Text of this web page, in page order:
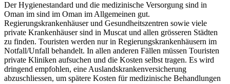
Der Hygienestandard und die medizinische Versorgung sind in
Oman im sind im Oman im Allgemeinen gut.
Regierungskrankenhäuser und Gesundheitszentren sowie viele
private Krankenhäuser sind in Muscat und allen grösseren Städten
zu finden. Touristen werden nur in Regierungskrankenhäusern im
Notfall/Unfall behandelt. In allen anderen Fällen müssen Touristen
private Kliniken aufsuchen und die Kosten selbst tragen. Es wird
dringend empfohlen, eine Auslandskrankenversicherung
abzuschliessen, um spätere Kosten für medizinische Behandlungen